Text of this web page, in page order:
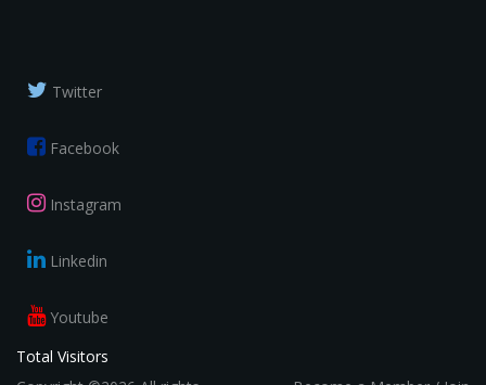
Twitter
Facebook
Instagram
Linkedin
Youtube
Total Visitors